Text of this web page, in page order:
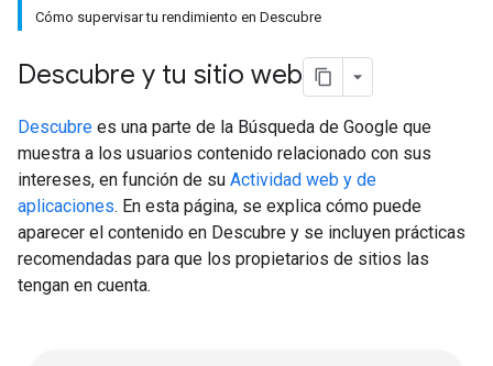
Cómo supervisar tu rendimiento en Descubre
Descubre y tu sitio web
Descubre es una parte de la Búsqueda de Google que
muestra a los usuarios contenido relacionado con sus
intereses, en función de su Actividad web y de
aplicaciones. En esta página, se explica cómo puede
aparecer el contenido en Descubre y se incluyen prácticas
recomendadas para que los propietarios de sitios las
tengan en cuenta.